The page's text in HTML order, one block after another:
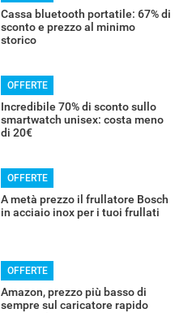
Cassa bluetooth portatile: 67% di
sconto e prezzo al minimo
storico
OFFERTE
Incredibile 70% di sconto sullo
smartwatch unisex: costa meno
di 20€
OFFERTE
A metà prezzo il frullatore Bosch
in acciaio inox per i tuoi frullati
OFFERTE
Amazon, prezzo più basso di
sempre sul caricatore rapido